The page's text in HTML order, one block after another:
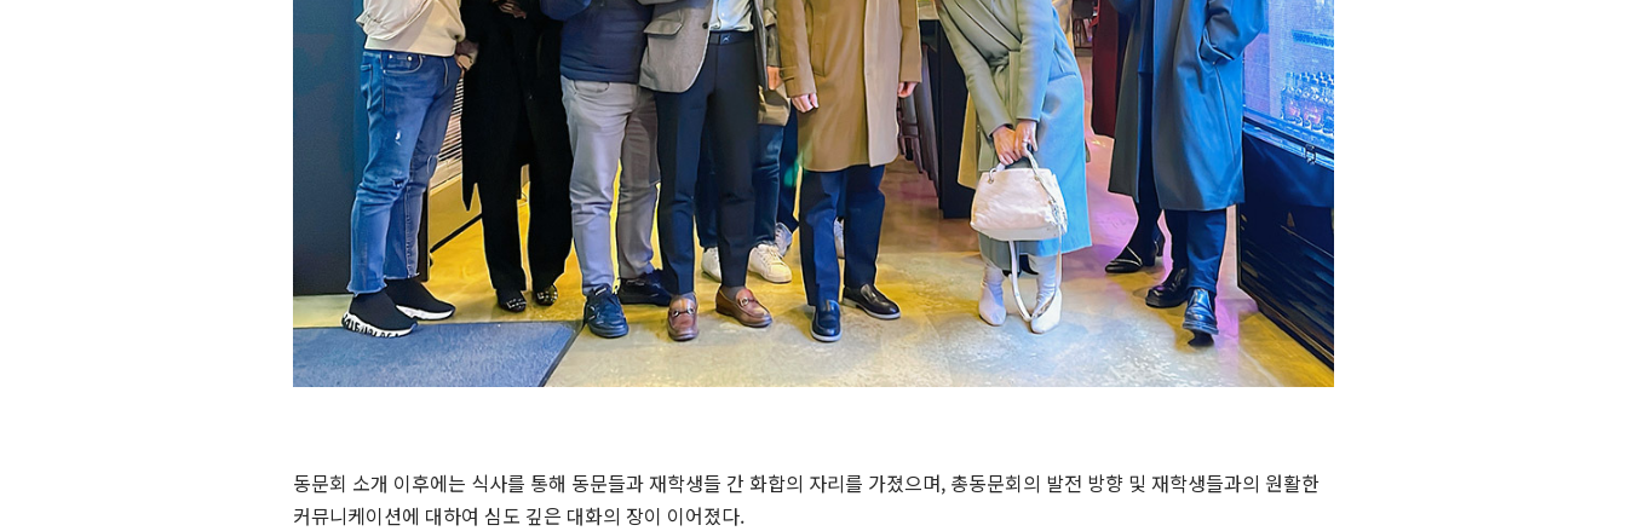
동문회 소개 이후에는 식사를 통해 동문들과 재학생들 간 화합의 자리를 가졌으며, 총동문회의 발전 방향 및 재학생들과의 원활한
커뮤니케이션에 대하여 심도 깊은 대화의 장이 이어졌다.